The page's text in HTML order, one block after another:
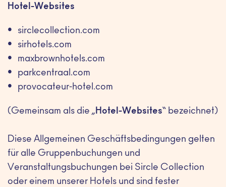
Hotel-Websites
sirclecollection.com
sirhotels.com
maxbrownhotels.com
parkcentraal.com
provocateur-hotel.com
(Gemeinsam als die „Hotel-Websites“ bezeichnet)
Diese Allgemeinen Geschäftsbedingungen gelten
für alle Gruppenbuchungen und
Veranstaltungsbuchungen bei Sircle Collection
oder einem unserer Hotels und sind fester